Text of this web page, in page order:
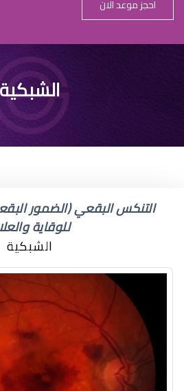
احجز موعد الان
هل يوجدالشبكية
التنكس البقعي (الضمور
للوقاية
الشبكية